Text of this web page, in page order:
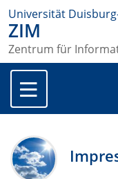
Universität
ZIM
Zentrum für